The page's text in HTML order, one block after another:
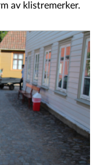
av klistremerker.